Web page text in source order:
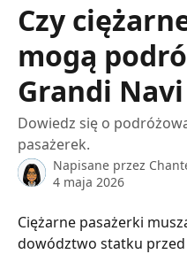
Czy
mogą
Grandi
Dowiedz się o
pasażerek.
Napisane przez
4 maja 2026
Ciężarne pasażerki
dowództwo statku przed